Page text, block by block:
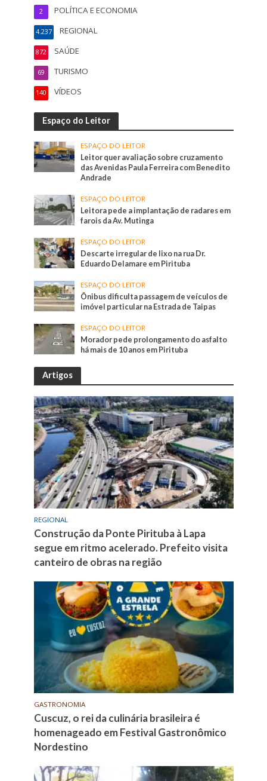
POLÍTICA E ECONOMIA
2
REGIONAL
4.237
SAÚDE
872
TURISMO
69
VÍDEOS
140
Espaço do Leitor
ESPAÇO DO LEITOR
Leitor quer avaliação sobre cruzamento
das Avenidas Paula Ferreira com Benedito
Andrade
ESPAÇO DO LEITOR
Leitora pede a implantação de radares em
farois da Av. Mutinga
ESPAÇO DO LEITOR
Descarte irregular de lixo na rua Dr.
Eduardo Delamare em Pirituba
ESPAÇO DO LEITOR
Ônibus dificulta passagem de veículos de
imóvel particular na Estrada de Taipas
ESPAÇO DO LEITOR
Morador pede prolongamento do asfalto
há mais de 10 anos em Pirituba
Artigos
REGIONAL
Construção da Ponte Pirituba à Lapa
segue em ritmo acelerado. Prefeito visita
canteiro de obras na região
GASTRONOMIA
Cuscuz, o rei da culinária brasileira é
homenageado em Festival Gastronômico
Nordestino